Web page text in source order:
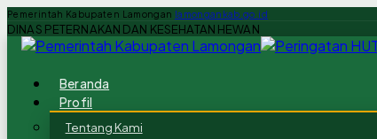
Pemerintah Kabupaten Lamongan lamongankab.go.id
DINAS PETERNAKAN DAN KESEHATAN HEWAN
Beranda
Profil
Tentang Kami